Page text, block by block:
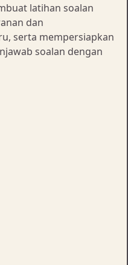
latihan soalan
dan
serta mempersiapkan
soalan dengan